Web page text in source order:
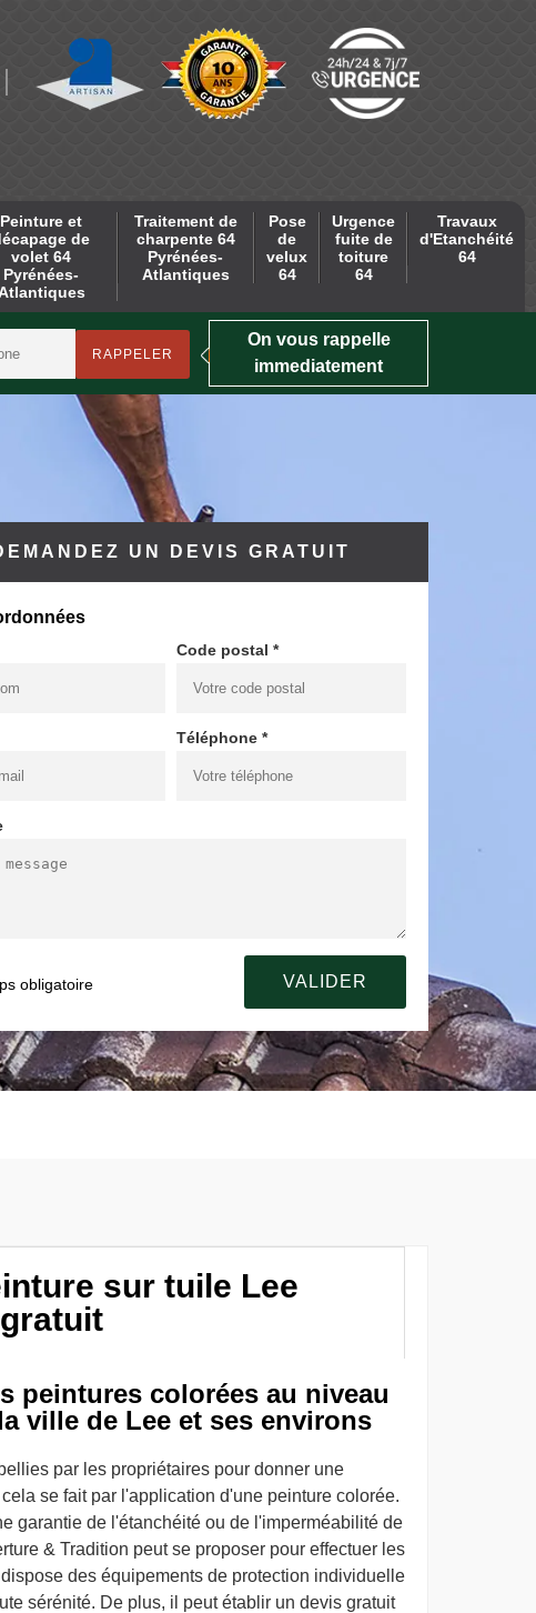
Peinture et
de
volet 64
Pyrénées-
Traitement de
charpente 64
Pyrénées-
Atlantiques
Pose
de
velux
64
Urgence
fuite de
toiture
64
Travaux
d'Etanchéité
64
On vous rappelle
immediatement
UN DEVIS GRATUIT
Code postal *
Téléphone *
obligatoire
sur tuile Lee
peintures colorées au niveau
ville de Lee et ses environs
par les propriétaires pour donner une
se fait par l'application d'une peinture colorée.
garantie de l'étanchéité ou de l'imperméabilité de
& Tradition peut se proposer pour effectuer les
des équipements de protection individuelle
sérénité. De plus, il peut établir un devis gratuit